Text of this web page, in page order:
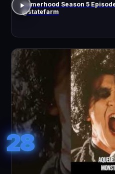
Gamerhood Season 5
@statefarm
28